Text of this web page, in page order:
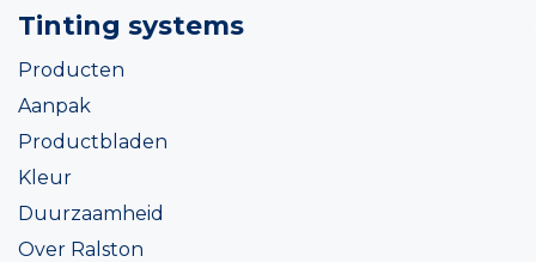
Tinting systems
Producten
Aanpak
Productbladen
Kleur
Duurzaamheid
Over Ralston